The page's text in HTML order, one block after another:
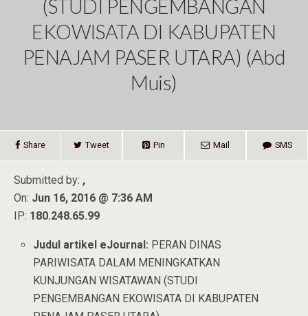
(STUDI PENGEMBANGAN
EKOWISATA DI KABUPATEN
PENAJAM PASER UTARA) (Abd
Muis)
Share Tweet Pin Mail SMS
Submitted by: ,
On: Jun 16, 2016 @ 7:36 AM
IP: 180.248.65.99
Judul artikel eJournal: PERAN DINAS
PARIWISATA DALAM MENINGKATKAN
KUNJUNGAN WISATAWAN (STUDI
PENGEMBANGAN EKOWISATA DI KABUPATEN